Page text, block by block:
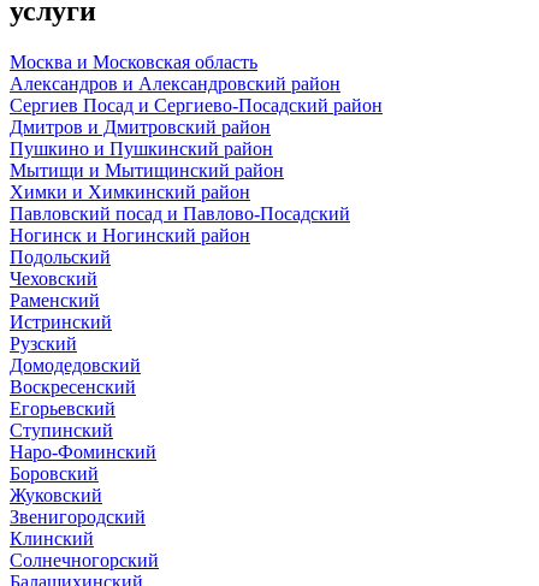
услуги
Москва и Московская область
Александров и Александровский район
Сергиев Посад и Сергиево-Посадский район
Дмитров и Дмитровский район
Пушкино и Пушкинский район
Мытищи и Мытищинский район
Химки и Химкинский район
Павловский посад и Павлово-Посадский
Ногинск и Ногинский район
Подольский
Чеховский
Раменский
Истринский
Рузский
Домодедовский
Воскресенский
Егорьевский
Ступинский
Наро-Фоминский
Боровский
Жуковский
Звенигородский
Клинский
Солнечногорский
Балашихинский